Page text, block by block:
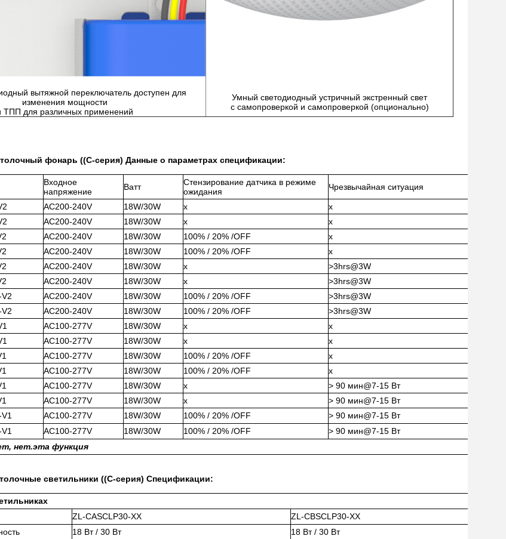
вытяжной переключатель доступен для
изменения мощности
ТПП для различных применений
Умный светодиодный устричный экстренный свет
с самопроверкой и самопроверкой (опционально)
фонарь ((C-серия) Данные о параметрах спецификации:
Входное
напряжение
Ватт
Стензирование датчика в режиме
ожидания
Чрезвычайная ситуация
AC200-240V 18W/30W x
x
AC200-240V 18W/30W x
x
AC200-240V 18W/30W 100% / 20% /OFF
x
AC200-240V 18W/30W 100% / 20% /OFF
x
AC200-240V 18W/30W x
>3hrs@3W
AC200-240V 18W/30W x
>3hrs@3W
AC200-240V 18W/30W 100% / 20% /OFF
>3hrs@3W
AC200-240V 18W/30W 100% / 20% /OFF
>3hrs@3W
AC100-277V 18W/30W x
x
AC100-277V 18W/30W x
x
AC100-277V 18W/30W 100% / 20% /OFF
x
AC100-277V 18W/30W 100% / 20% /OFF
x
AC100-277V 18W/30W x
> 90 мин@7-15 Вт
AC100-277V 18W/30W x
> 90 мин@7-15 Вт
AC100-277V 18W/30W 100% / 20% /OFF
> 90 мин@7-15 Вт
AC100-277V 18W/30W 100% / 20% /OFF
> 90 мин@7-15 Вт
нет.эта функция
светильники ((C-серия) Спецификации:
ZL-CASCLP30-XX
ZL-CBSCLP30-XX
18 Вт / 30 Вт 18 Вт / 30 Вт